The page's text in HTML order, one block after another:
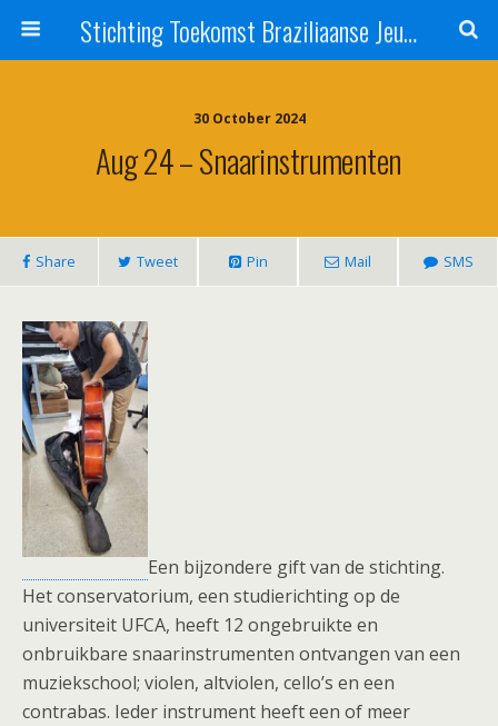
Stichting Toekomst Braziliaanse Jeugd
30 October 2024
Aug 24 – Snaarinstrumenten
Share Tweet Pin Mail SMS
Een bijzondere gift van de stichting.
Het conservatorium, een studierichting op de
universiteit UFCA, heeft 12 ongebruikte en
onbruikbare snaarinstrumenten ontvangen van een
muziekschool; violen, altviolen, cello’s en een
contrabas. Ieder instrument heeft een of meer